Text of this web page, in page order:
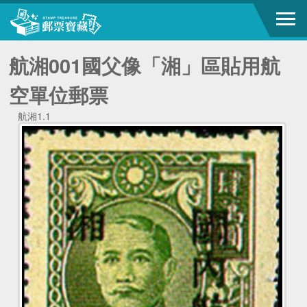
航湘001國父像「湘」區貼用航
空單位郵票
航湘1.1